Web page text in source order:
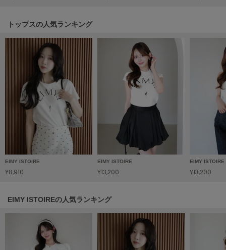
KEEN
キーン
ラート
le coq sportif
ルコックスポルティフ
LeSportsac
レスポートサック
リリーブラウン
LILY BROWN Lingerie
リリーブラウンランジェリー
LITTLE UNION TOKYO
トップスの人気ランキング
EIMY ISTOIRE
¥8,910
EIMY ISTOIRE
¥13,200
EIMY ISTOIRE
¥13,200
EIMY ISTOIREの人気ランキング